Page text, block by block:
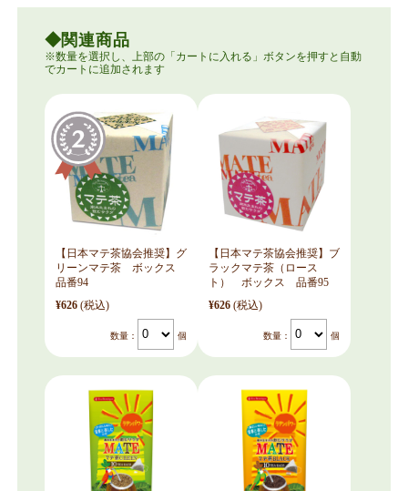
関連商品
【日本マテ茶協会推奨】グ
リーンマテ茶 ボックス
品番94
¥626 (税込)
数量： 個
【日本マテ茶協会推奨】ブ
ラックマテ茶（ロース
ト） ボックス 品番95
¥626 (税込)
数量： 個